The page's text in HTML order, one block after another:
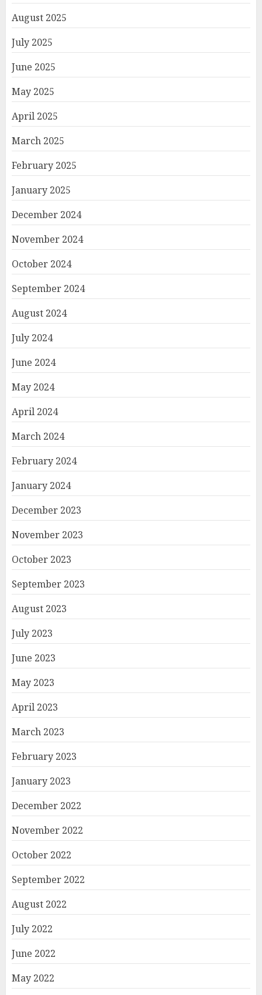
August 2025
July 2025
June 2025
May 2025
April 2025
March 2025
February 2025
January 2025
December 2024
November 2024
October 2024
September 2024
August 2024
July 2024
June 2024
May 2024
April 2024
March 2024
February 2024
January 2024
December 2023
November 2023
October 2023
September 2023
August 2023
July 2023
June 2023
May 2023
April 2023
March 2023
February 2023
January 2023
December 2022
November 2022
October 2022
September 2022
August 2022
July 2022
June 2022
May 2022